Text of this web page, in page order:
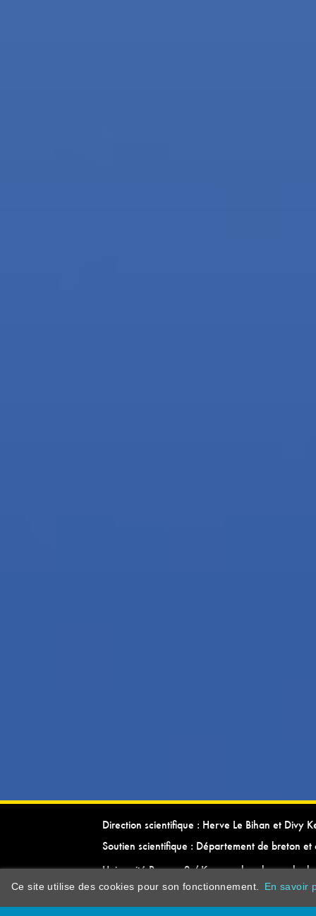
Direction scientifique : Herve Le Bihan et Divy
Soutien scientifique : Département de breton et
Université Rennes 2 / Kevrenn brezhoneg ha
Ce site utilise des cookies pour son fonctionnement. En savoir